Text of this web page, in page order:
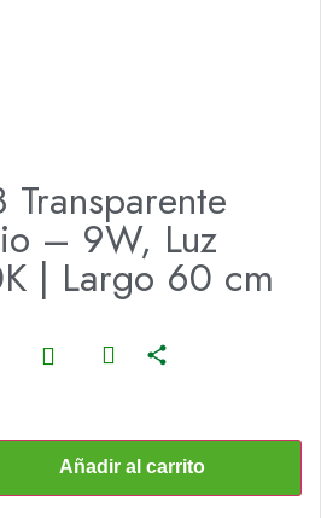
Transparente
– 9W, Luz
| Largo 60 cm
Añadir al carrito